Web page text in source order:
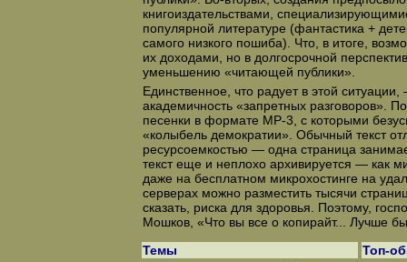
книгоиздательствами,
популярной литературе (фантастика +
самого низкого пошиба). Что, в итоге,
их доходами, но в долгосрочной
уменьшению «читающей публики».
Единственное, что радует в этой
академичность «запретных разговоров».
песенки в формате MP-3, с которыми
«колыбель демократии». Обычный текст
ресурсоемкостью — одна страница
текст еще и неплохо архивируется — как
даже на бесплатном микрохостинге на
серверах можно разместить тысячи
сказать, риска для здоровья. Поэтому,
Мошков, «Что вы все о копирайт... Лучше бы
Темы
Топ-